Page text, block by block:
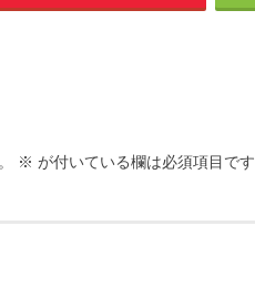
※ が付いている欄は必須項目です